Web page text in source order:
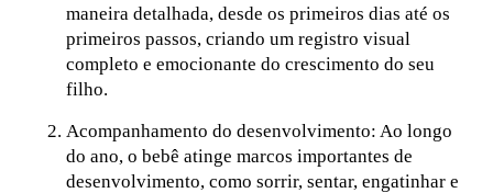
maneira detalhada, desde os primeiros dias até os
primeiros passos, criando um registro visual
completo e emocionante do crescimento do seu
filho.
Acompanhamento do desenvolvimento: Ao longo
do ano, o bebê atinge marcos importantes de
desenvolvimento, como sorrir, sentar, engatinhar e